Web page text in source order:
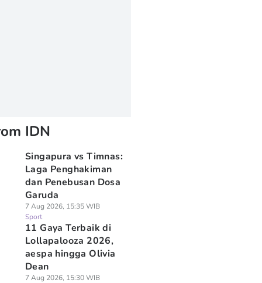
IDN
Singapura vs Timnas:
Laga Penghakiman
dan Penebusan Dosa
Garuda
7 Aug 2026, 15:35 WIB
Sport
11 Gaya Terbaik di
Lollapalooza 2026,
aespa hingga Olivia
Dean
7 Aug 2026, 15:30 WIB